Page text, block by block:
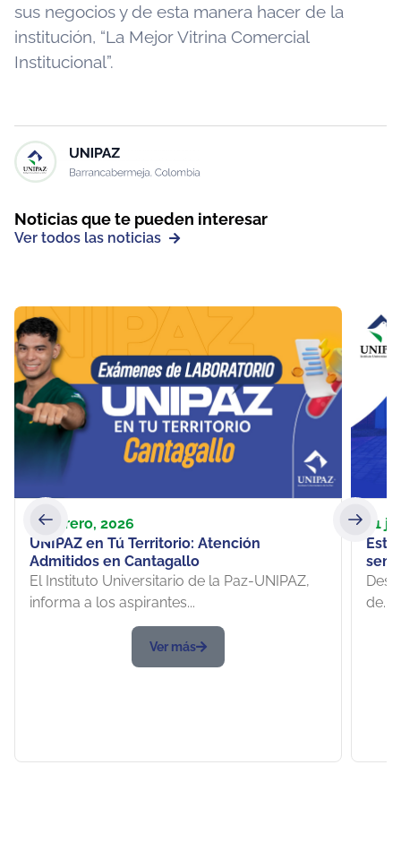
sus negocios y de esta manera hacer de la
institución, “La Mejor Vitrina Comercial
Institucional”.
Noticias que te pueden interesar
Ver todos las noticias
5 febrero, 2026
UNIPAZ en Tú Territorio: Atención
Admitidos en Cantagallo
El Instituto Universitario de la Paz-UNIPAZ,
informa a los aspirantes...
Ver más
21
de...